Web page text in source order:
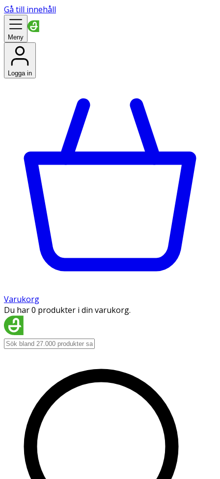
Gå till innehåll
Meny
Logga in
Varukorg
Du har 0 produkter i din varukorg.